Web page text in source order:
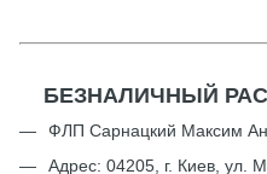
БЕЗНАЛИЧНЫЙ
ФЛП Сарнацкий Максим
Адрес: 04205, г. Киев, ул.